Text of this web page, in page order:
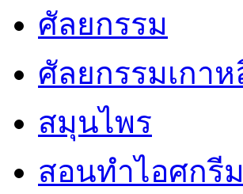
ศัลยกรรม
ศัลยกรรมเกาห
สมุนไพร
สอนทำไอศกรีม